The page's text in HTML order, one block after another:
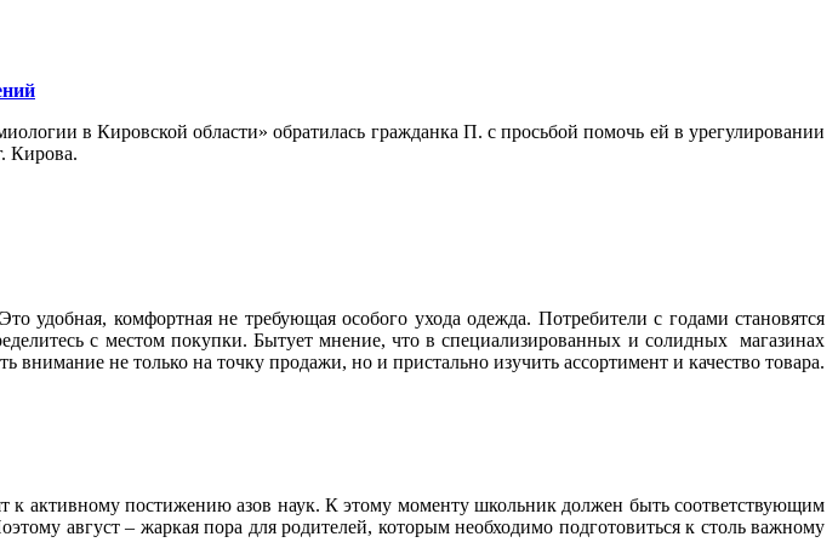
в Кировской области» обратилась гражданка П. с просьбой помочь ей в урегулировании
Кирова.
удобная, комфортная не требующая особого ухода одежда. Потребители с годами становятся
с местом покупки. Бытует мнение, что в специализированных и солидных магазинах
внимание не только на точку продажи, но и пристально изучить ассортимент и качество товара.
к активному постижению азов наук. К этому моменту школьник должен быть соответствующим
август – жаркая пора для родителей, которым необходимо подготовиться к столь важному